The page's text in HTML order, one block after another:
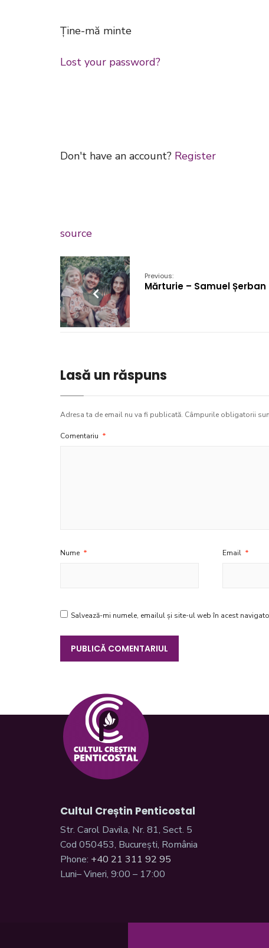
Ține-mă minte
Lost your password?
Don't have an account? Register
source
Previous:
Mărturie – Samuel Șerban
Lasă un răspuns
Adresa ta de email nu va fi publicată. Câmpurile obligatorii
Comentariu *
Nume * Email *
Salvează-mi numele, emailul și site-ul web în acest
Cultul Creștin Penticostal
Str. Carol Davila, Nr. 81, Sect. 5
Cod 050453, București, România
Phone: +40 21 311 92 95
Luni– Vineri, 9:00 – 17:00